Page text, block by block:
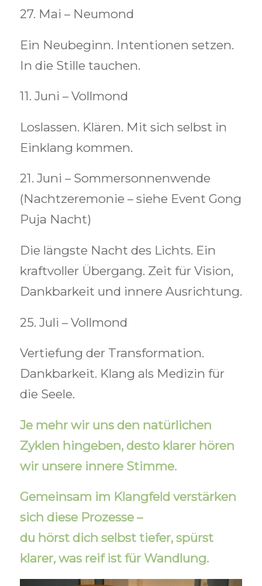
27. Mai – Neumond
Ein Neubeginn. Intentionen setzen.
In die Stille tauchen.
11. Juni – Vollmond
Loslassen. Klären. Mit sich selbst in
Einklang kommen.
21. Juni – Sommersonnenwende
(Nachtzeremonie – siehe Event Gong
Puja Nacht)
Die längste Nacht des Lichts. Ein
kraftvoller Übergang. Zeit für Vision,
Dankbarkeit und innere Ausrichtung.
25. Juli – Vollmond
Vertiefung der Transformation.
Dankbarkeit. Klang als Medizin für
die Seele.
Je mehr wir uns den natürlichen
Zyklen hingeben, desto klarer hören
wir unsere innere Stimme.
Gemeinsam im Klangfeld verstärken
sich diese Prozesse –
du hörst dich selbst tiefer, spürst
klarer, was reif ist für Wandlung.